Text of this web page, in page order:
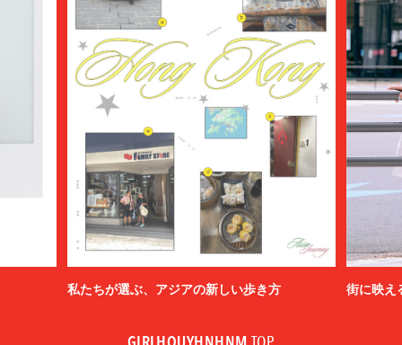
私たちが選ぶ、アジアの新しい歩き方 街に映え